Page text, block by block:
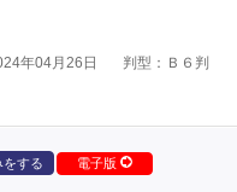
年04月26日 判型：Ｂ６判
をする 電子版